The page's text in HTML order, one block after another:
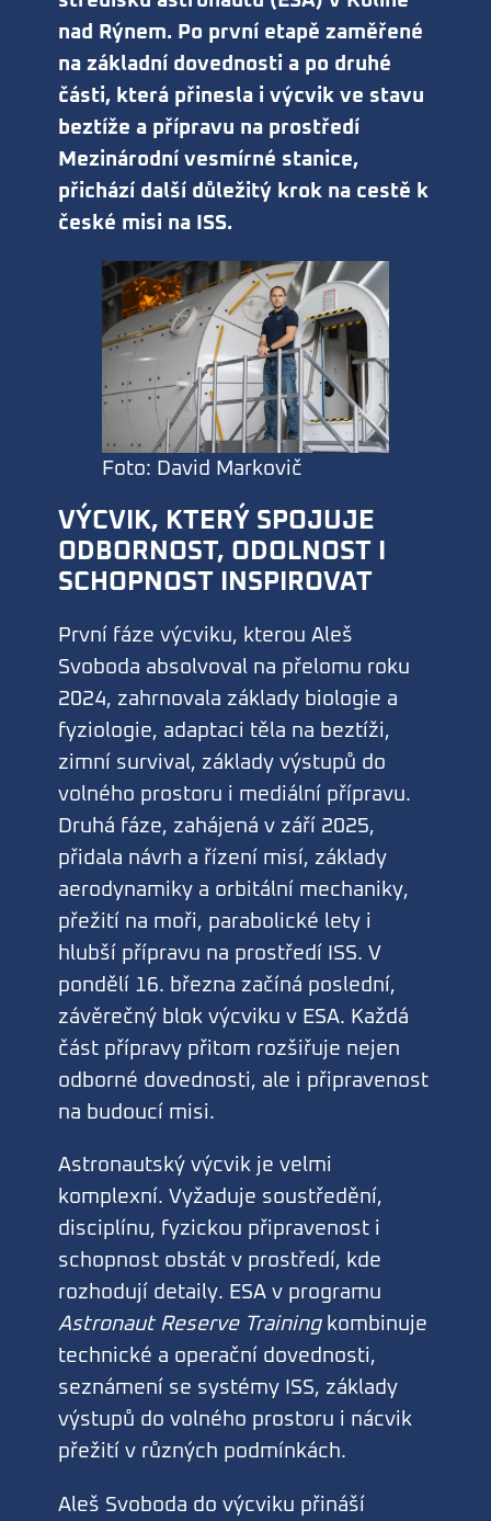
nad Rýnem. Po první etapě zaměřené
na základní dovednosti a po druhé
části, která přinesla i výcvik ve stavu
beztíže a přípravu na prostředí
Mezinárodní vesmírné stanice,
přichází další důležitý krok na cestě k
české misi na ISS.
Foto: David Markovič
VÝCVIK, KTERÝ SPOJUJE
ODBORNOST, ODOLNOST I
SCHOPNOST INSPIROVAT
První fáze výcviku, kterou Aleš
Svoboda absolvoval na přelomu roku
2024, zahrnovala základy biologie a
fyziologie, adaptaci těla na beztíži,
zimní survival, základy výstupů do
volného prostoru i mediální přípravu.
Druhá fáze, zahájená v září 2025,
přidala návrh a řízení misí, základy
aerodynamiky a orbitální mechaniky,
přežití na moři, parabolické lety i
hlubší přípravu na prostředí ISS. V
pondělí 16. března začíná poslední,
závěrečný blok výcviku v ESA. Každá
část přípravy přitom rozšiřuje nejen
odborné dovednosti, ale i připravenost
na budoucí misi.
Astronautský výcvik je velmi
komplexní. Vyžaduje soustředění,
disciplínu, fyzickou připravenost i
schopnost obstát v prostředí, kde
rozhodují detaily. ESA v programu
Astronaut Reserve Training kombinuje
technické a operační dovednosti,
seznámení se systémy ISS, základy
výstupů do volného prostoru i nácvik
přežití v různých podmínkách.
Aleš Svoboda do výcviku přináší